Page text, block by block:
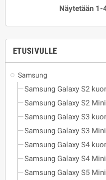
ETUSIVULLE
Samsung
Samsung Galaxy S2
Samsung Galaxy S2
Samsung Galaxy S3
Samsung Galaxy S3
Samsung Galaxy S4
Samsung Galaxy S4
Samsung Galaxy S5
Näytetään 1-